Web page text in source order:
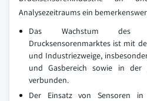
Analysezeitraums ein
Das Wachstum des
Drucksensorenmarktes ist mit
und Industriezweige,
und Gasbereich sowie in der
verbunden.
Der Einsatz von Sensoren